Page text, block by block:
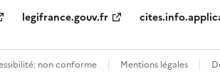
legifrance.gouv.fr
non conforme Mentions légales